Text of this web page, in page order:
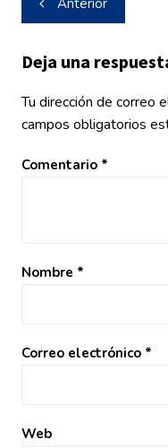
de
entradas
Anterior
Deja una
Tu dirección de correo
campos obligatorios
Comentario *
Nombre *
Correo electrónico *
Web